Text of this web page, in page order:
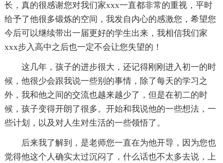
长，真的很感谢您对我们家xxx一直都非常的重视，平时
给予了他很多锻炼的空间，我发自内心的感激您，希望您
今后可以继续带出一届更好的学生出来，我相信我们家
xxx步入高中之后也一定不会让您失望的！
这几年，孩子的进步很大，还记得刚刚进入初一的时
候，他很少会跟我说一些别的事情，除了每天的学习之
外，我和他之间的交流也越来越少了，但是在初二的时
候，孩子变得开朗了很多。开始和我说他的一些想法，一
些计划，以及对人生对生活的一些领悟了。
后来我了解到，是老师您一直在为他开导，因为您也
觉得他这个人确实太过沉闷了，什么话也不太多去说，上